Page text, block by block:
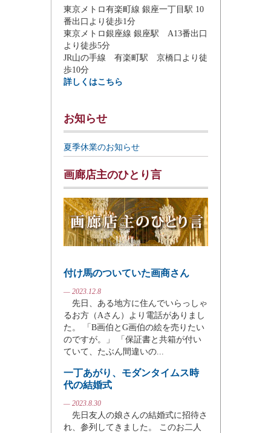
東京メトロ有楽町線 銀座一丁目駅 10
番出口より徒歩1分
東京メトロ銀座線 銀座駅 A13番出口
より徒歩5分
JR山の手線 有楽町駅 京橋口より徒
歩10分
詳しくはこちら
お知らせ
夏季休業のお知らせ
画廊店主のひとり言
付け馬のついていた画商さん
— 2023.12.8
先日、ある地方に住んでいらっしゃ
るお方（Aさん）より電話がありまし
た。 「B画伯とG画伯の絵を売りたい
のですが。」 「保証書と共箱が付い
ていて、たぶん間違いの...
一丁あがり、モダンタイムス時
代の結婚式
— 2023.8.30
先日友人の娘さんの結婚式に招待さ
れ、参列してきました。 このお二人